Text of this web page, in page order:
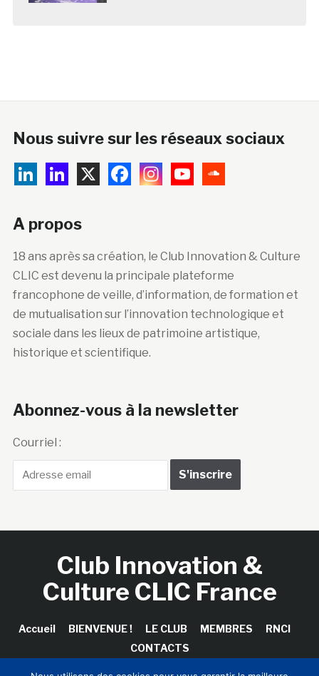
Nous suivre sur les réseaux sociaux
A propos
18 ans après sa création, le Club Innovation & Culture
CLIC est devenu la principale plateforme
francophone de veille, d’information, de formation et
de mutualisation sur l’innovation technologique et
sociale dans les lieux de patrimoine artistique,
historique et scientifique.
Abonnez-vous à la newsletter
Courriel :
Club Innovation &
Culture CLIC France
Accueil BIENVENUE ! LE CLUB MEMBRES
RNCI
CONTACTS